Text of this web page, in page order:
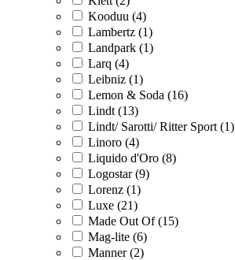
Kooduu (4)
Lambertz (1)
Landpark (1)
Larq (4)
Leibniz (1)
Lemon & Soda (16)
Lindt (13)
Lindt/ Sarotti/ Ritter Sport (1)
Linoro (4)
Liquido d'Oro (8)
Logostar (9)
Lorenz (1)
Luxe (21)
Made Out Of (15)
Mag-lite (6)
Manner (2)